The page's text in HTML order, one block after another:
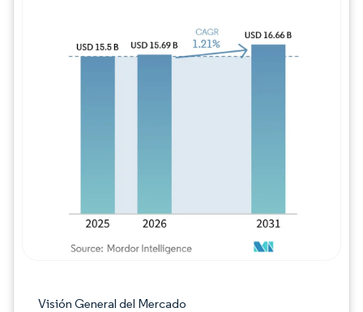
Visión General del Mercado